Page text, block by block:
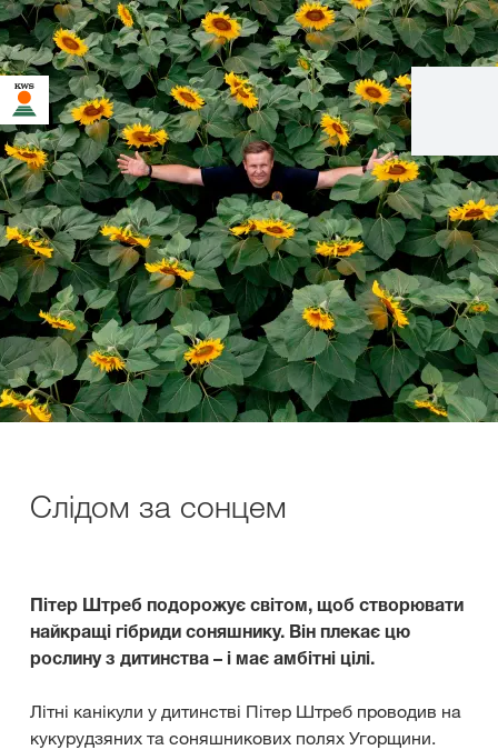
Слідом за сонцем
Пітер Штреб подорожує світом, щоб створювати
найкращі гібриди соняшнику. Він плекає цю
рослину з дитинства – і має амбітні цілі.
Літні канікули у дитинстві Пітер Штреб проводив на
кукурудзяних та соняшникових полях Угорщини.